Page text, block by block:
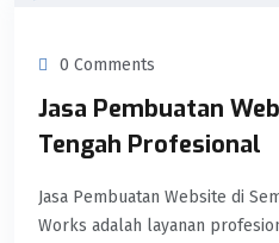
0 Comments
Jasa Pembuatan
Tengah Profesional
Jasa Pembuatan Website di
Works adalah layanan